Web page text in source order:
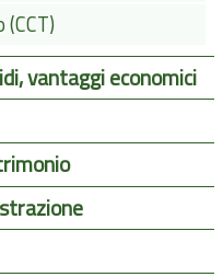
vantaggi economici